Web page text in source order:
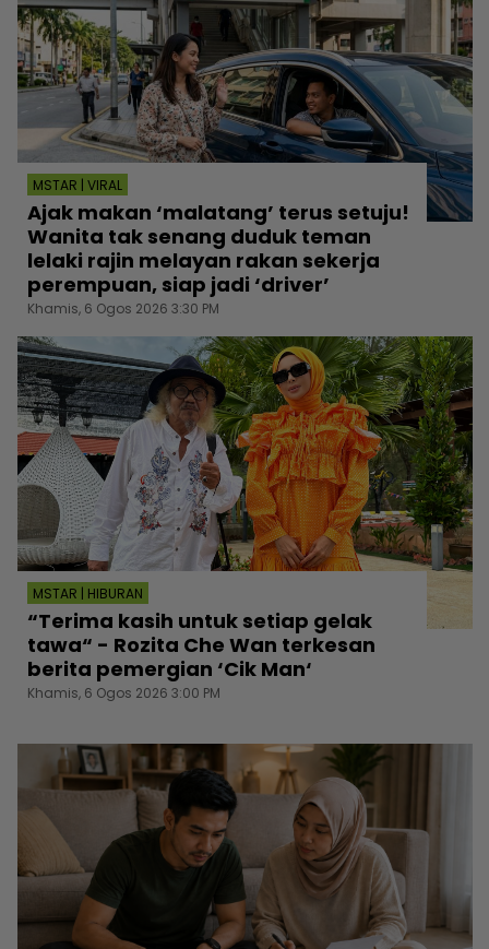
MSTAR | VIRAL
Ajak makan ‘malatang’ terus setuju!
Wanita tak senang duduk teman
lelaki rajin melayan rakan sekerja
perempuan, siap jadi ‘driver’
Khamis, 6 Ogos 2026 3:30 PM
MSTAR | HIBURAN
“Terima kasih untuk setiap gelak
tawa“ - Rozita Che Wan terkesan
berita pemergian ‘Cik Man‘
Khamis, 6 Ogos 2026 3:00 PM